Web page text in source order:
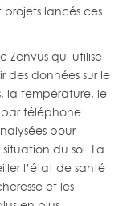
lancés ces
Zenvus qui utilise
des données sur le
la température, le
par téléphone
pour
du sol. La
l’état de santé
et les